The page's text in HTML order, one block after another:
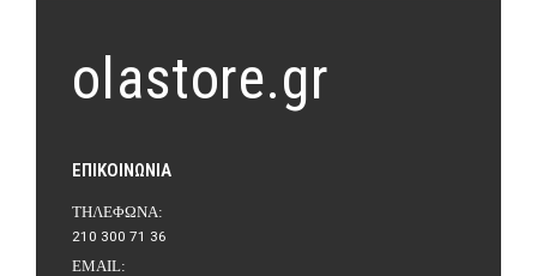
olastore.gr
ΕΠΙΚΟΙΝΩΝΊΑ
ΤΗΛΈΦΩΝΑ:
210 300 71 36
EMAIL: